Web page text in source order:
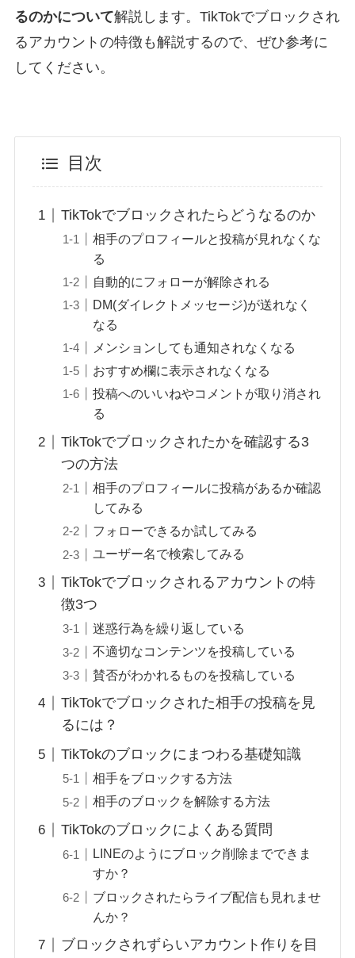
るのかについて解説します。TikTokでブロックされ
るアカウントの特徴も解説するので、ぜひ参考に
してください。
目次
TikTokでブロックされたらどうなるのか
相手のプロフィールと投稿が見れなくな
る
自動的にフォローが解除される
DM(ダイレクトメッセージ)が送れなく
なる
メンションしても通知されなくなる
おすすめ欄に表示されなくなる
投稿へのいいねやコメントが取り消され
る
TikTokでブロックされたかを確認する3
つの方法
相手のプロフィールに投稿があるか確認
してみる
フォローできるか試してみる
ユーザー名で検索してみる
TikTokでブロックされるアカウントの特
徴3つ
迷惑行為を繰り返している
不適切なコンテンツを投稿している
賛否がわかれるものを投稿している
TikTokでブロックされた相手の投稿を見
るには？
TikTokのブロックにまつわる基礎知識
相手をブロックする方法
相手のブロックを解除する方法
TikTokのブロックによくある質問
LINEのようにブロック削除までできま
すか？
ブロックされたらライブ配信も見れませ
んか？
ブロックされずらいアカウント作りを目